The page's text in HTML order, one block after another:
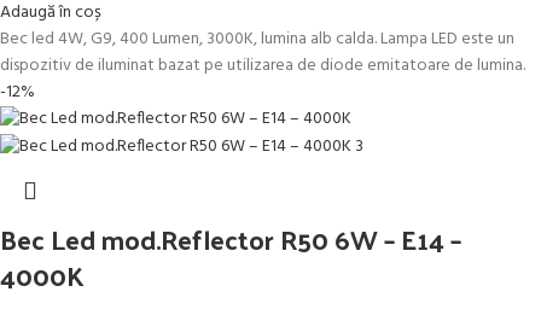
Adaugă în coș
Bec led 4W, G9, 400 Lumen, 3000K, lumina alb calda. Lampa LED este un
dispozitiv de iluminat bazat pe utilizarea de diode emitatoare de lumina.
-12%
Bec Led mod.Reflector R50 6W – E14 –
4000K